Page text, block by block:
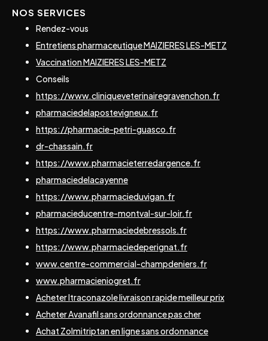
NOS SERVICES
Rendez-vous
Entretiens pharmaceutique MAIZIERES LES-METZ
Vaccination MAIZIERES LES-METZ
Conseils
https://www.cliniqueveterinairegravenchon.fr
pharmaciedelapostevigneux.fr
https://pharmacie-petri-guasco.fr
dr-chassain.fr
https://www.pharmacieterredargence.fr
pharmaciedelacayenne
https://www.pharmacieduvigan.fr
pharmacieducentre-montval-sur-loir.fr
https://www.pharmaciedebressols.fr
https://www.pharmaciedeperignat.fr
www.centre-commercial-champdeniers.fr
www.pharmacieniogret.fr
Acheter Itraconazole livraison rapide meilleur prix
Acheter Avanafil sans ordonnance pas cher
Achat Zolmitriptan en ligne sans ordonnance